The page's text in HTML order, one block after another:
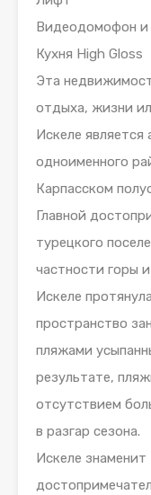
Видеодомофон и
Кухня High Gloss
Эта
отдыха, жизни
Искеле
одноименного
Карпасском
Главной
турецкого
частности горы
Искеле
пространство
пляжами
результате,
отсутствием
в разгар сезона.
Искеле